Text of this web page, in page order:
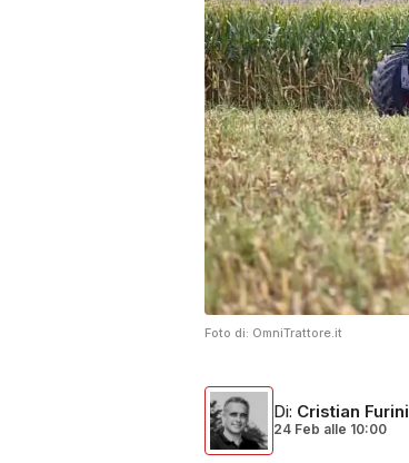
Foto di: OmniTrattore.it
Di: Cristian Furini
24 Feb alle 10:00